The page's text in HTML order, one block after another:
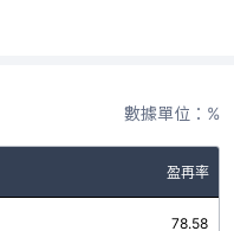
數據單位：%
盈再率
78.58